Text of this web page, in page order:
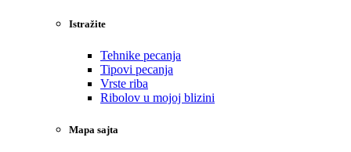
Istražite
Tehnike pecanja
Tipovi pecanja
Vrste riba
Ribolov u mojoj blizini
Mapa sajta